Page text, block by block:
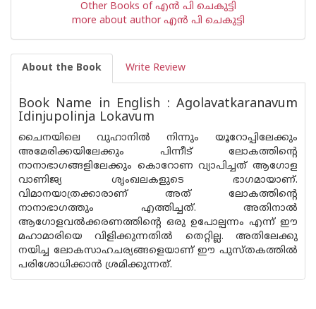
Other Books of എന്‍ പി ചെകുട്ടി
more about author എന്‍ പി ചെകുട്ടി
About the Book Write Review
Book Name in English : Agolavatkaranavum
Idinjupolinja Lokavum
ചൈനയിലെ വുഹാനിൽ നിന്നും യൂറോപ്പിലേക്കും
അമേരിക്കയിലേക്കും പിന്നീട് ലോകത്തിന്റെ
നാനാഭാഗങ്ങളിലേക്കും കൊറോണ വ്യാപിച്ചത് ആഗോള
വാണിജ്യ ശൃംഖലകളുടെ ഭാഗമായാണ്.
വിമാനയാത്രക്കാരാണ് അത് ലോകത്തിന്റെ
നാനാഭാഗത്തും എത്തിച്ചത്. അതിനാൽ
ആഗോളവൽക്കരണത്തിന്റെ ഒരു ഉപോല്പന്നം എന്ന് ഈ
മഹാമാരിയെ വിളിക്കുന്നതിൽ തെറ്റില്ല. അതിലേക്കു
നയിച്ച ലോകസാഹചര്യങ്ങളെയാണ് ഈ പുസ്തകത്തിൽ
പരിശോധിക്കാൻ ശ്രമിക്കുന്നത്.